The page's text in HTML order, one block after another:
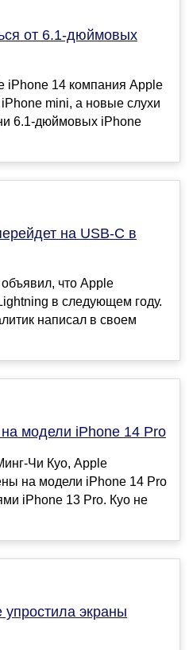
от 6.1-дюймовых
iPhone 14 компания Apple
mini, а новые слухи
6.1-дюймовых iPhone
на USB-C в
что Apple
в следующем году.
написал в своем
модели iPhone 14 Pro
Чи Куо, Apple
на модели iPhone 14 Pro
iPhone 13 Pro. Куо не
упростила экраны